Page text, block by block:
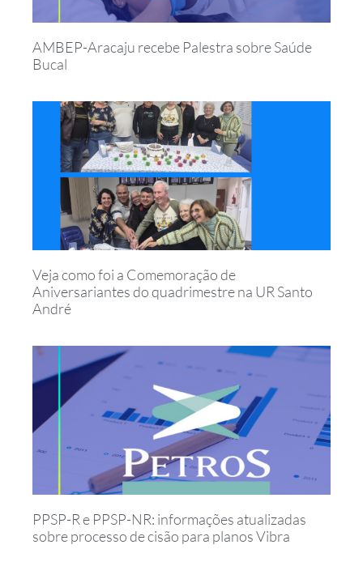
AMBEP-Aracaju recebe Palestra sobre Saúde
Bucal
Veja como foi a Comemoração de
Aniversariantes do quadrimestre na UR Santo
André
PPSP-R e PPSP-NR: informações atualizadas
sobre processo de cisão para planos Vibra